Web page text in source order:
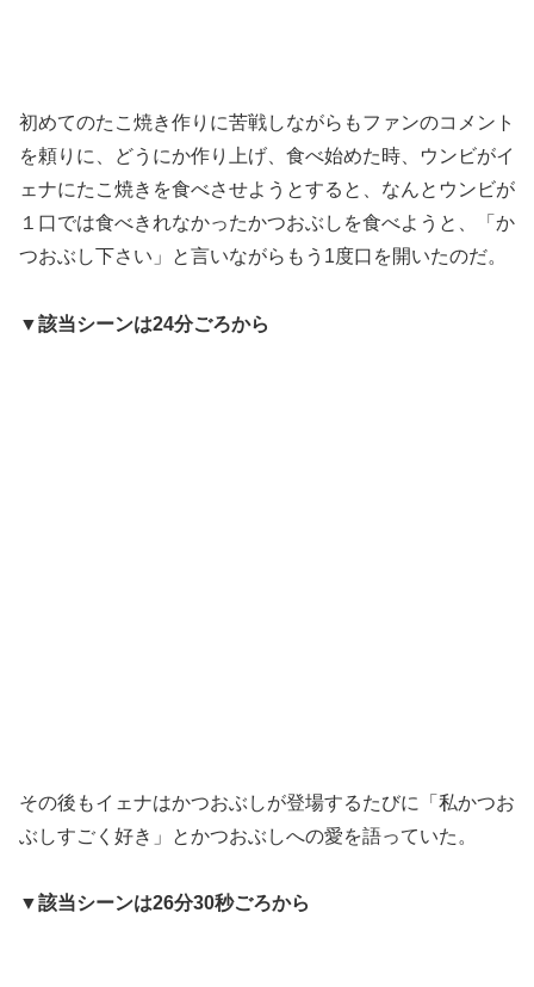
初めてのたこ焼き作りに苦戦しながらもファンのコメント
を頼りに、どうにか作り上げ、食べ始めた時、ウンビがイ
ェナにたこ焼きを食べさせようとすると、なんとウンビが
１口では食べきれなかったかつおぶしを食べようと、「か
つおぶし下さい」と言いながらもう1度口を開いたのだ。
▼該当シーンは24分ごろから
その後もイェナはかつおぶしが登場するたびに「私かつお
ぶしすごく好き」とかつおぶしへの愛を語っていた。
▼該当シーンは26分30秒ごろから